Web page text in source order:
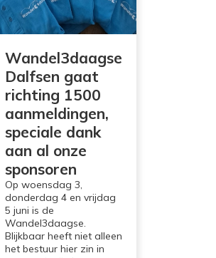
Wandel3daagse
Dalfsen gaat
richting 1500
aanmeldingen,
speciale dank
aan al onze
sponsoren
Op woensdag 3,
donderdag 4 en vrijdag
5 juni is de
Wandel3daagse.
Blijkbaar heeft niet alleen
het bestuur hier zin in